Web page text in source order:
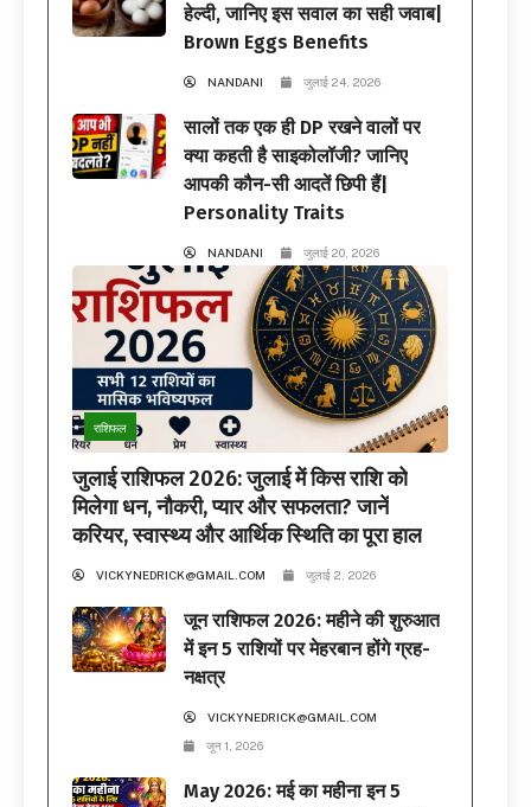
हेल्दी, जानिए इस सवाल का सही जवाब|
Brown Eggs Benefits
NANDANI जुलाई 24, 2026
सालों तक एक ही DP रखने वालों पर
क्या कहती है साइकोलॉजी? जानिए
आपकी कौन-सी आदतें छिपी हैं|
Personality Traits
NANDANI जुलाई 20, 2026
राशिफल
जुलाई राशिफल 2026: जुलाई में किस राशि को
मिलेगा धन, नौकरी, प्यार और सफलता? जानें
करियर, स्वास्थ्य और आर्थिक स्थिति का पूरा हाल
VICKYNEDRICK@GMAIL.COM जुलाई 2, 2026
जून राशिफल 2026: महीने की शुरुआत
में इन 5 राशियों पर मेहरबान होंगे ग्रह-
नक्षत्र
VICKYNEDRICK@GMAIL.COM
जून 1, 2026
May 2026: मई का महीना इन 5